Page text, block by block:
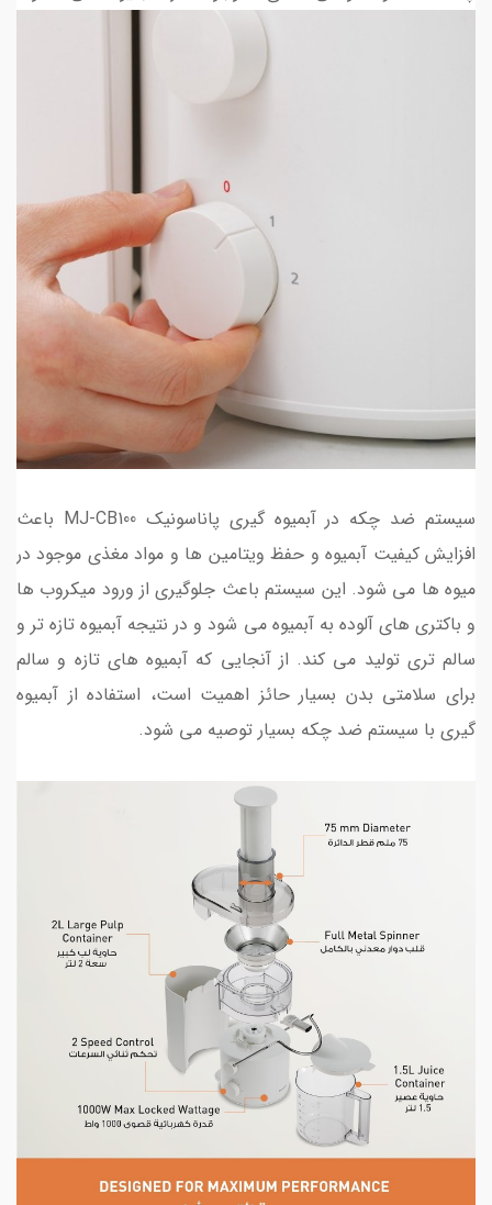
سیستم ضد چکه در آبمیوه گیری پاناسونیک MJ-CB100 باعث
افزایش کیفیت آبمیوه و حفظ ویتامین ها و مواد مغذی موجود در
میوه ها می شود. این سیستم باعث جلوگیری از ورود میکروب ها
و باکتری های آلوده به آبمیوه می شود و در نتیجه آبمیوه تازه تر و
سالم تری تولید می کند. از آنجایی که آبمیوه های تازه و سالم
برای سلامتی بدن بسیار حائز اهمیت است، استفاده از آبمیوه
گیری با سیستم ضد چکه بسیار توصیه می شود.